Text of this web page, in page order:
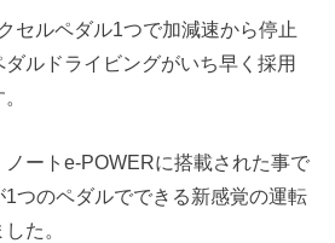
セルペダル1つで加減速から停止
ルドライビングがいち早く採用
ートe-POWERに搭載された事で
つのペダルでできる新感覚の運転
た。